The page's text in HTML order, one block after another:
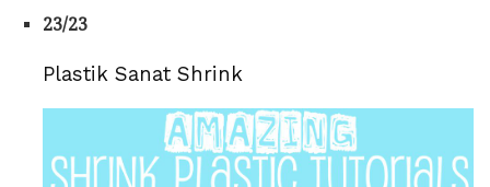
23/23
Plastik Sanat Shrink